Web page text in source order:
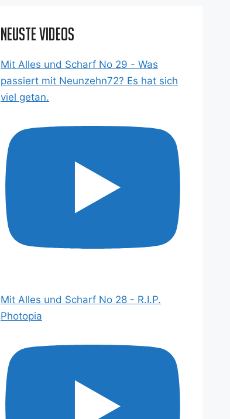
Neuste Videos
Mit Alles und Scharf No 29 - Was
passiert mit Neunzehn72? Es hat sich
viel getan.
Mit Alles und Scharf No 28 - R.I.P.
Photopia